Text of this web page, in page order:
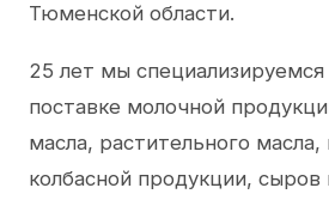
Тюменской области.
25 лет мы
поставке молочной
масла, растительного масла,
колбасной продукции,